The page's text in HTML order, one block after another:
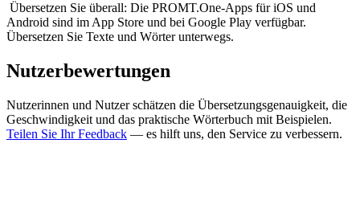
Übersetzen Sie überall: Die PROMT.One-Apps für iOS und
Android sind im App Store und bei Google Play verfügbar.
Übersetzen Sie Texte und Wörter unterwegs.
Nutzerbewertungen
Nutzerinnen und Nutzer schätzen die Übersetzungsgenauigkeit, die
Geschwindigkeit und das praktische Wörterbuch mit Beispielen.
Teilen Sie Ihr Feedback — es hilft uns, den Service zu verbessern.